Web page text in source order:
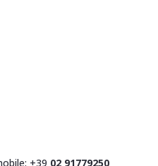
+39 02 91779250